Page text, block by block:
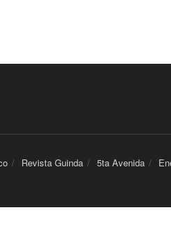
Revista Guinda 5ta Avenida